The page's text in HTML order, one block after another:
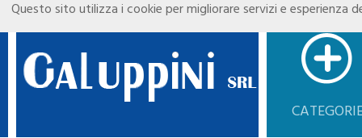
Questo sito utilizza i cookie per migliorare servizi e esperienza